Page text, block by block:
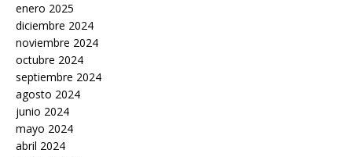
enero 2025
diciembre 2024
noviembre 2024
octubre 2024
septiembre 2024
agosto 2024
junio 2024
mayo 2024
abril 2024